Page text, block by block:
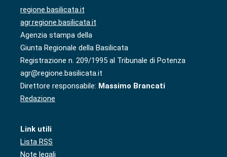
regione.basilicata.it
agr.regione.basilicata.it
Agenzia stampa della
Giunta Regionale della Basilicata
Registrazione n. 209/1995 al Tribunale di Potenza
agr@regione.basilicata.it
Direttore responsabile: Massimo Brancati
Redazione
Link utili
Lista RSS
Note legali